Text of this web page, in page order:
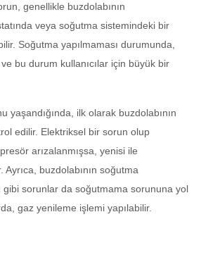
genellikle buzdolabının
veya soğutma sistemindeki bir
Soğutma yapılmaması durumunda,
bu durum kullanıcılar için büyük bir
yaşandığında, ilk olarak buzdolabının
edilir. Elektriksel bir sorun olup
arızalanmışsa, yenisi ile
buzdolabının soğutma
gibi sorunlar da soğutmama sorununa yol
gaz yenileme işlemi yapılabilir.